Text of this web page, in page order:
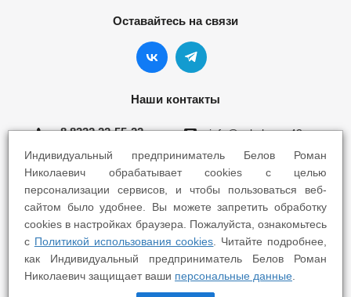
Оставайтесь на связи
Наши контакты
8 8332 22-55-22 info@yokohama43.ru
Киров, ул. Ломоносова 5Б
Киров, ул. Профсоюзная 7А
2025 © Yokohama Киров - Шины Диски Сервис
Индивидуальный предприниматель Белов Роман
Николаевич обрабатывает cookies с целью
персонализации сервисов, и чтобы пользоваться веб-
сайтом было удобнее. Вы можете запретить обработку
cookies в настройках браузера. Пожалуйста, ознакомьтесь
с Политикой использования cookies . Читайте подробнее,
как Индивидуальный предприниматель Белов Роман
Николаевич защищает ваши персональные данные